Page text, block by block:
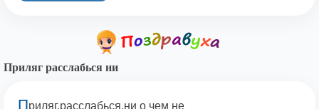
Приляг расслабься ни
Приляг,расслабься,ни о чем не